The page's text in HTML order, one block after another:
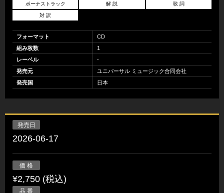
ボーナストラック 解 説 歌 詞
対 訳
フォーマット
CD
組み枚数
1
レーベル
-
発売元
ユニバーサル ミュージック合同会社
発売国
日本
発売日
2026-06-17
価 格
¥2,750 (税込)
品 番